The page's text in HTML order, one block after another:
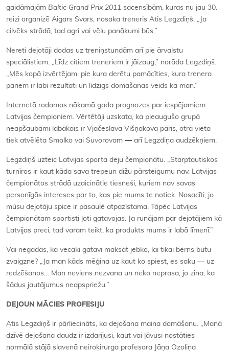
gaidāmajām Baltic Grand Prix 2011 sacensībām, kuras nu jau 30.
reizi organizē Aigars Svars, nosaka treneris Atis Legzdiņš. „Ja
cilvēks strādā, tad agri vai vēlu panākumi būs.”
Nereti dejotāji dodas uz treniņstundām arī pie ārvalstu
speciālistiem. „Līdz citiem treneriem ir jāizaug,” norāda Legzdiņš.
„Mēs kopā izvērtējam, pie kura derētu pamācīties, kura trenera
pāriem ir labi rezultāti un līdzīgs domāšanas veids kā man.”
Internetā rodamas nākamā gada prognozes par iespējamiem
Latvijas čempioniem. Vērtētāji uzskata, ka pieaugušo grupā
neapšaubāmi labākais ir Vjačeslava Višņakova pāris, otrā vieta
tiek atvēlēta Smolko vai Suvorovam — arī Legzdiņa audzēkņiem.
Legzdiņš uzteic Latvijas sporta deju čempionātu. „Starptautiskos
turnīros ir kaut kāda sava trepeun dižu pārsteigumu nav. Latvijas
čempionātos strādā uzaicinātie tiesneši, kuriem nav savas
personīgās intereses par to, kas pie mums te notiek. Nosacīti, jo
mūsu dejotāju spice ir pasaulē atpazīstama. Tāpēc Latvijas
čempionātam sportisti ļoti gatavojas. Ja runājam par dejotājiem kā
Latvijas preci, tad varam teikt, ka produkts mums ir labā līmenī.”
Vai negadās, ka vecāki gatavi maksāt jebko, lai tikai bērns būtu
zvaigzne? „Ja man kāds mēģina uz kaut ko spiest, es saku — uz
redzēšanos… Man neviens nezvana un neko neprasa, jo zina, ka
šādus jautājumus neapspriežu.”
DEJOUN MĀCIES PROFESIJU
Atis Legzdiņš ir pārliecināts, ka dejošana maina domāšanu. „Manā
dzīvē dejošana daudz ir izdarījusi, kaut vai ļāvusi nostāties
normālā stājā slavenā neiroķirurga profesora Jāņa Ozoliņa